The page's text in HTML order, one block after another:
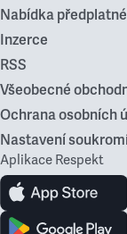
Nabídka
Inzerce
RSS
Všeobecné
Ochrana osobních
Nastavení
Aplikace Respekt